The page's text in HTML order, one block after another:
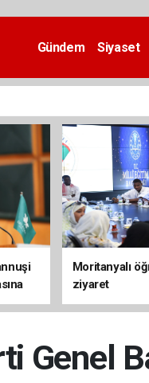
Gündem Siyaset
Moritanyalı
ziyaret
Genel